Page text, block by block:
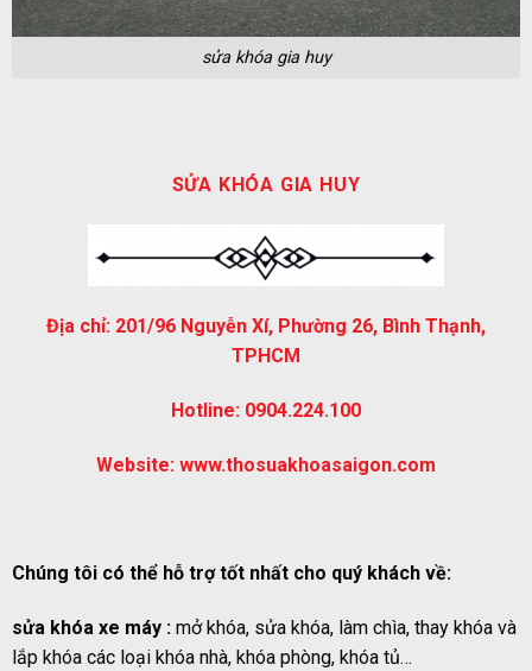
sửa khóa gia huy
SỬA KHÓA GIA HUY
Địa chỉ: 201/96 Nguyễn Xí, Phường 26, Bình Thạnh,
TPHCM
Hotline: 0904.224.100
Website: www.thosuakhoasaigon.com
Chúng tôi có thể hỗ trợ tốt nhất cho quý khách về:
sửa khóa xe máy : mở khóa, sửa khóa, làm chìa, thay khóa và
lắp khóa các loại khóa nhà, khóa phòng, khóa tủ…